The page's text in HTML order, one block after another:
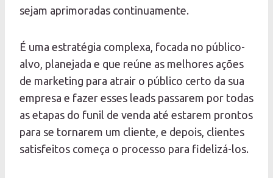
sejam aprimoradas continuamente.
É uma estratégia complexa, focada no público-
alvo, planejada e que reúne as melhores ações
de marketing para atrair o público certo da sua
empresa e fazer esses leads passarem por todas
as etapas do funil de venda até estarem prontos
para se tornarem um cliente, e depois, clientes
satisfeitos começa o processo para fidelizá-los.